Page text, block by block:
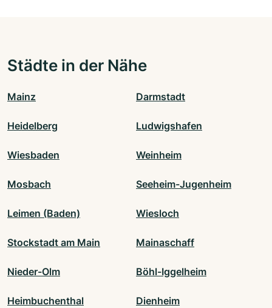
Städte in der Nähe
Mainz Darmstadt
Heidelberg Ludwigshafen
Wiesbaden Weinheim
Mosbach Seeheim-Jugenheim
Leimen (Baden) Wiesloch
Stockstadt am Main Mainaschaff
Nieder-Olm Böhl-Iggelheim
Heimbuchenthal Dienheim